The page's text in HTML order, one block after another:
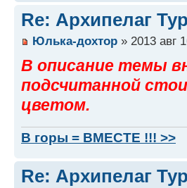
Re: Архипелаг
Юлька-дохтор » 2013 авг
В описание темы
подсчитанной
цветом.
В горы = ВМЕСТЕ !!! >>
Re: Архипелаг